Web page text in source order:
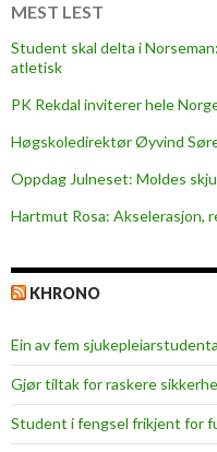
f
h
r
s
t
a
e
e
b
MEST LEST
Student skal delta i
atletisk
PK Rekdal inviterer hele
Høgskoledirektør Øyvind
Oppdag Julneset: Moldes
Hartmut Rosa: Akselerasjon,
KHRONO
Ein av fem
Gjør tiltak for raskere
Student i fengsel frikjent for